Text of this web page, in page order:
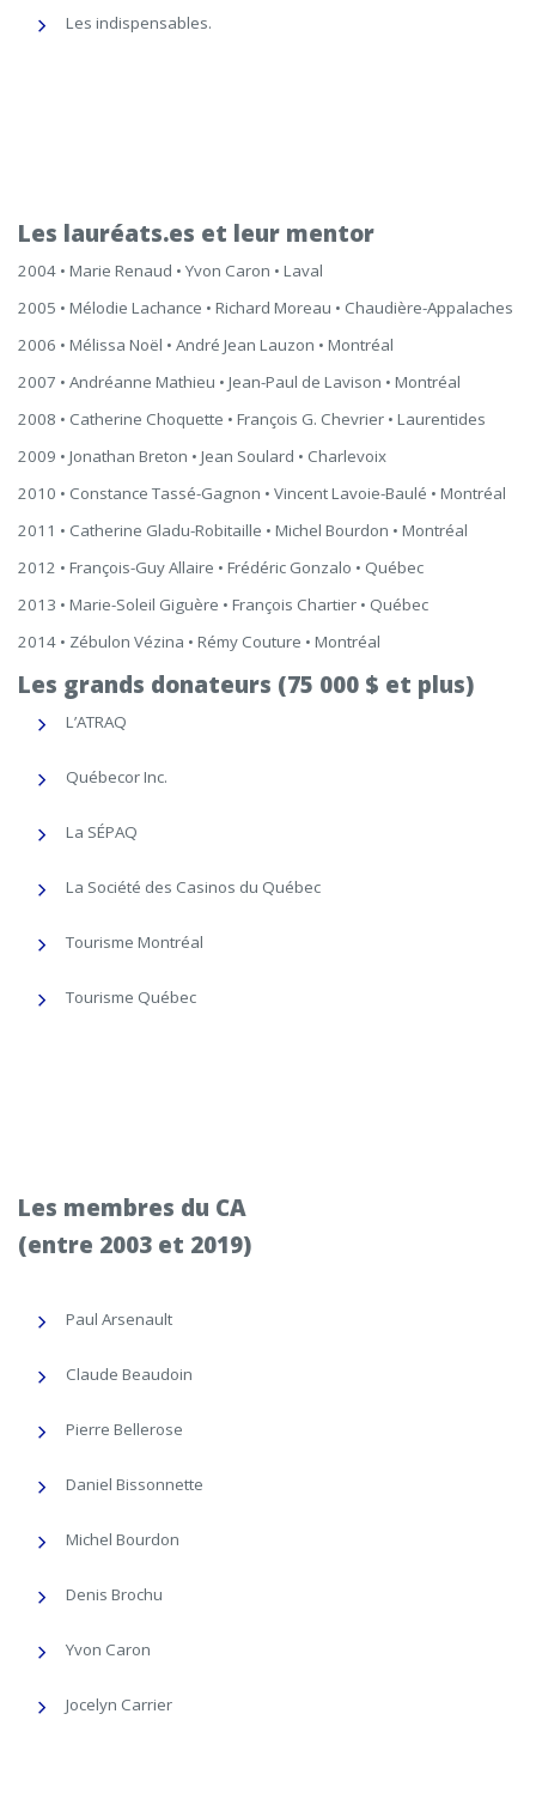
Les indispensables.
Les lauréats.es et leur mentor
2004 • Marie Renaud • Yvon Caron • Laval
2005 • Mélodie Lachance • Richard Moreau • Chaudière-Appalaches
2006 • Mélissa Noël • André Jean Lauzon • Montréal
2007 • Andréanne Mathieu • Jean-Paul de Lavison • Montréal
2008 • Catherine Choquette • François G. Chevrier • Laurentides
2009 • Jonathan Breton • Jean Soulard • Charlevoix
2010 • Constance Tassé-Gagnon • Vincent Lavoie-Baulé • Montréal
2011 • Catherine Gladu-Robitaille • Michel Bourdon • Montréal
2012 • François-Guy Allaire • Frédéric Gonzalo • Québec
2013 • Marie-Soleil Giguère • François Chartier • Québec
2014 • Zébulon Vézina • Rémy Couture • Montréal
Les grands donateurs (75 000 $ et plus)
L’ATRAQ
Québecor Inc.
La SÉPAQ
La Société des Casinos du Québec
Tourisme Montréal
Tourisme Québec
Les membres du CA
(entre 2003 et 2019)
Paul Arsenault
Claude Beaudoin
Pierre Bellerose
Daniel Bissonnette
Michel Bourdon
Denis Brochu
Yvon Caron
Jocelyn Carrier